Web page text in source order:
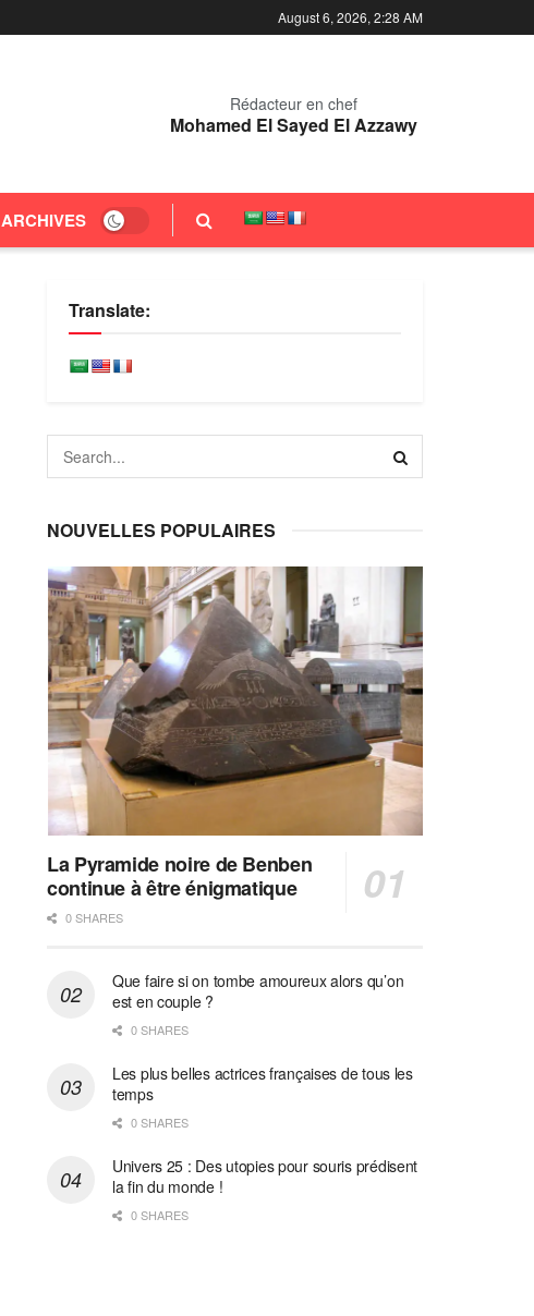
August 6, 2026, 2:28 AM
Rédacteur en chef
Mohamed El Sayed El Azzawy
ARCHIVES
Translate:
NOUVELLES POPULAIRES
La Pyramide noire de Benben
continue à être énigmatique
0 SHARES
Que faire si on tombe amoureux alors qu’on
est en couple ?
0 SHARES
Les plus belles actrices françaises de tous les
temps
0 SHARES
Univers 25 : Des utopies pour souris prédisent
la fin du monde !
0 SHARES